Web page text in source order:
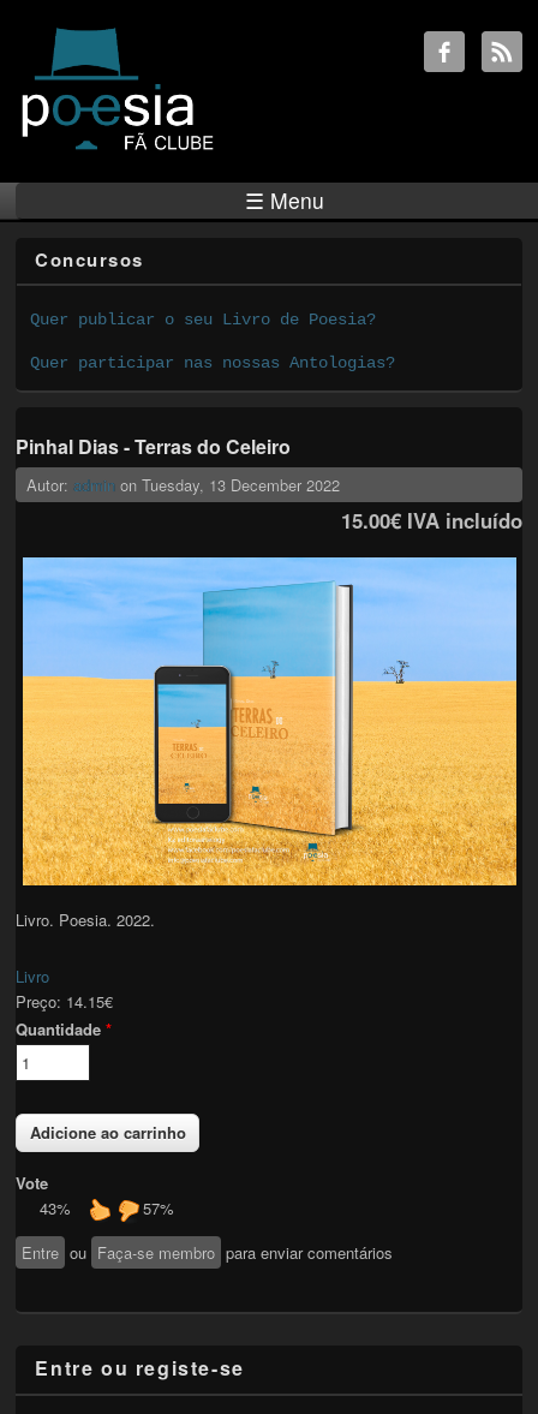
☰ Menu
Concursos
Quer publicar o seu Livro de Poesia?
Quer participar nas nossas Antologias?
Pinhal Dias - Terras do Celeiro
Autor:admin onTuesday, 13 December 2022
15.00€IVA incluído
Livro. Poesia. 2022.
Livro
Preço: 14.15€
Quantidade*
Vote
43%
57%
Entre ou Faça-se membro para enviar comentários
Entre ou registe-se